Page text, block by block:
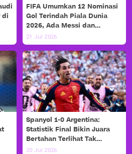
di
FIFA Umumkan 12 Nominasi
Gol Terindah Piala Dunia
2026, Ada Messi dan
Haaland!
21 Jul 2026
Spanyol 1-0 Argentina:
Statistik Final Bikin Juara
Bertahan Terlihat Tak
Berdaya
20 Jul 2026